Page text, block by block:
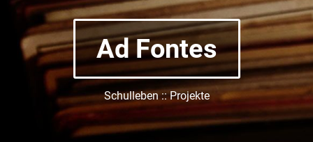
Ad Fontes
Schulleben :: Projekte